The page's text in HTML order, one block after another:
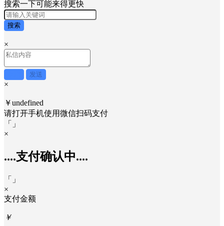
搜索一下可能来得更快
搜索
×
发送
×
￥undefined
请打开手机使用微信扫码支付
「
」
×
....支付确认中....
「
」
×
支付金额
￥